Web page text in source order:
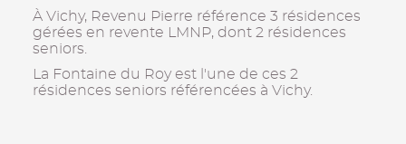
À Vichy, Revenu Pierre référence 3 résidences
gérées en revente LMNP, dont 2 résidences
seniors.
La Fontaine du Roy est l'une de ces 2
résidences seniors référencées à Vichy.